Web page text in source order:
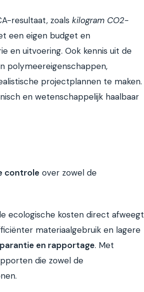
resultaat, zoals kilogram CO2-
een eigen budget en
en uitvoering. Ook kennis uit de
polymeereigenschappen,
projectplannen te maken.
en wetenschappelijk haalbaar
controle over zowel de
ecologische kosten direct afweegt
materiaalgebruik en lagere
en rapportage. Met
die zowel de